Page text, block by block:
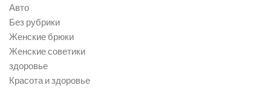
Авто
Без рубрики
Женские брюки
Женские советики
здоровье
Красота и здоровье